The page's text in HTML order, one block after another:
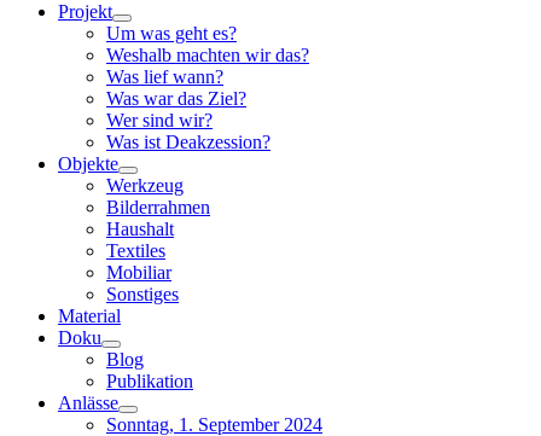
Projekt
Um was geht es?
Weshalb machten wir das?
Was lief wann?
Was war das Ziel?
Wer sind wir?
Was ist Deakzession?
Objekte
Werkzeug
Bilderrahmen
Haushalt
Textiles
Mobiliar
Sonstiges
Material
Doku
Blog
Publikation
Anlässe
Sonntag, 1. September 2024